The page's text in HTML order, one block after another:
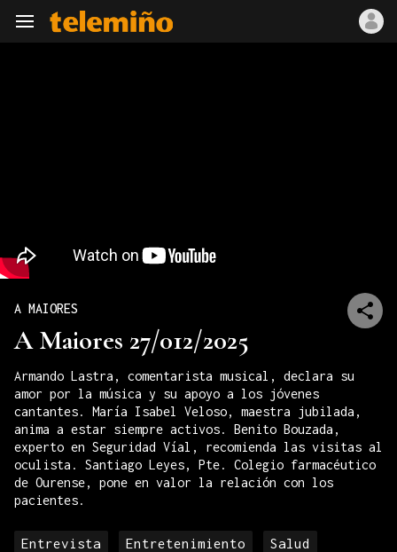
Navegación
A MAIORES
A Maiores 27/012/2025
Armando Lastra, comentarista musical, declara su
amor por la música y su apoyo a los jóvenes
cantantes. María Isabel Veloso, maestra jubilada,
anima a estar siempre activos. Benito Bouzada,
experto en Seguridad Víal, recomienda las visitas al
oculista. Santiago Leyes, Pte. Colegio farmacéutico
de Ourense, pone en valor la relación con los
pacientes.
Entrevista Entretenimiento Salud